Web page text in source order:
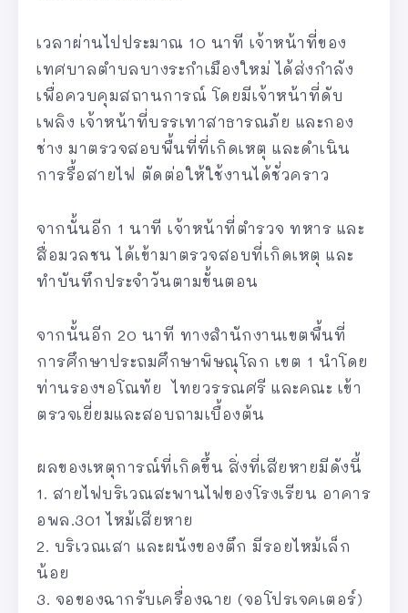
เวลาผ่านไปประมาณ 10 นาที เจ้าหน้าที่ของ
เทศบาลตำบลบางระกำเมืองใหม่ ได้ส่งกำลัง
เพื่อควบคุมสถานการณ์ โดยมีเจ้าหน้าที่ดับ
เพลิง เจ้าหน้าที่บรรเทาสาธารณภัย และกอง
ช่าง มาตรวจสอบพื้นที่ที่เกิดเหตุ และดำเนิน
การรื้อสายไฟ ตัดต่อให้ใช้งานได้ชั่วคราว
จากนั้นอีก 1 นาที เจ้าหน้าที่ตำรวจ ทหาร และ
สื่อมวลชน ได้เข้ามาตรวจสอบที่เกิดเหตุ และ
ทำบันทึกประจำวันตามขั้นตอน
จากนั้นอีก 20 นาที ทางสำนักงานเขตพื้นที่
การศึกษาประถมศึกษาพิษณุโลก เขต 1 นำโดย
ท่านรองฯอโณทัย ไทยวรรณศรี และคณะ เข้า
ตรวจเยี่ยมและสอบถามเบื้องต้น
ผลของเหตุการณ์ที่เกิดขึ้น สิ่งที่เสียหายมีดังนี้
1. สายไฟบริเวณสะพานไฟของโรงเรียน อาคาร
อพล.301 ไหม้เสียหาย
2. บริเวณเสา และผนังของตึก มีรอยไหม้เล็ก
น้อย
3. จอของฉากรับเครื่องฉาย (จอโปรเจคเตอร์)